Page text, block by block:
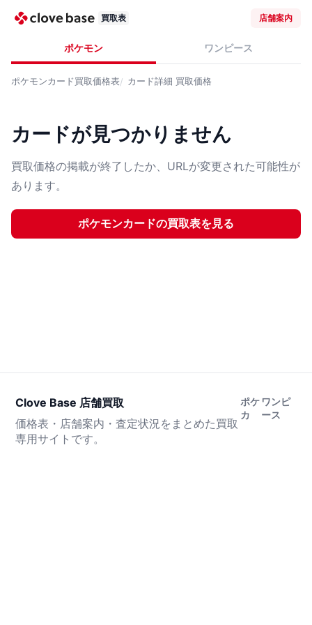
買取表 店舗案内
ポケモン ワンピース
ポケモンカード買取価格表 カード詳細 買取価格
カードが見つかりません
買取価格の掲載が終了したか、URLが変更された可能性が
あります。
ポケモンカードの買取表を見る
Clove Base 店舗買取
価格表・店舗案内・査定状況をまとめた買取
専用サイトです。
ポケ
カ
ワンピ
ース